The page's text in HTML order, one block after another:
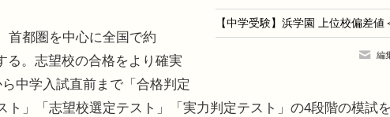
【中学受験】浜学園 上位校偏差値
編
都圏を中心に全国で約
る。志望校の合格をより確実
中学入試直前まで「合格判定
ト」「志望校選定テスト」「実力判定テスト」の4段階の模試を